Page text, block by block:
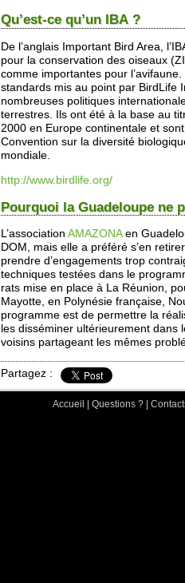
Qu’est-ce qu’un IBA ?
De l’anglais Important Bird Area,
pour la conservation des oiseaux
comme importantes pour
standards mis au point par BirdLife
nombreuses politiques
terrestres. Ils ont été à la base au
2000 en Europe continentale et
Convention sur la diversité
mondiale.
http://www.birdlife.org/
Pourquoi la Guadeloupe ne
L’association AMAZONAen
DOM, mais elle a préféré s’en
prendre d’engagements trop
techniques testées dans le
rats mise en place à La Réunion,
Mayotte, en Polynésie française,
programme est de permettre la
les disséminer ultérieurement
voisins partageant les mêmes
Partagez :
Accueil Questions ?